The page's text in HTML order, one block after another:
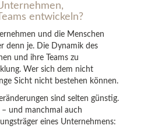
entwickeln?
und die Menschen
denn je. Die Dynamik des
und ihre Teams zu
Wer sich dem nicht
Sicht nicht bestehen können.
sind selten günstig.
und manchmal auch
eines Unternehmens: